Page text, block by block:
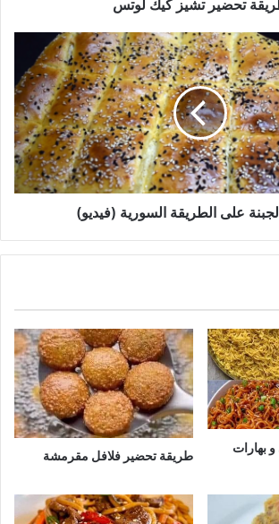
تحضير تشيز كيك لوتس
على الطريقة السورية (فيديو)
بهارات
طريقة تحضير فلافل مقرمشة